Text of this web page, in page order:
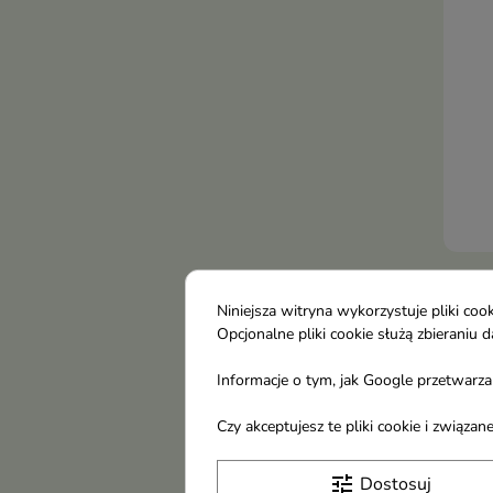
do
Niniejsza witryna wykorzystuje pliki
Opcjonalne pliki cookie służą
Informacje o tym, jak Google
Czy akceptujesz te pliki cookie i
tune Dostosuj